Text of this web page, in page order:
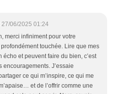
27/06/2025 01:24
merci infiniment pour votre
profondément touchée. Lire que mes
écho et peuvent faire du bien, c’est
encouragements. J’essaie
ce qui m’inspire, ce qui me
et de l’offrir comme une